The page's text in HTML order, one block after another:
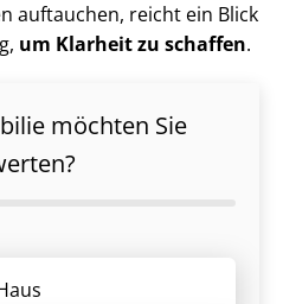
auftauchen, reicht ein Blick
um Klarheit zu schaffen.
möchten Sie